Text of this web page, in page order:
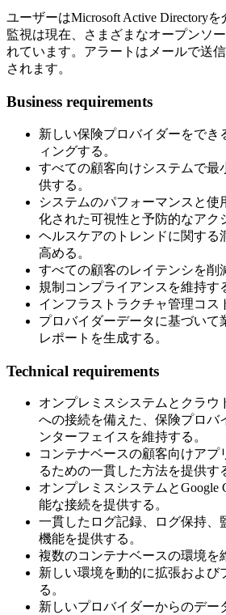
ユーザーはMicrosoft Active Directoryを
監視は現在、さまざまなオープンソ
れています。アラートはメールで送
されます。
Business requirements
新しい保険プロバイダーをでき
ィングする。
すべての顧客向けシステムで最
供する。
システムのパフォーマンスと使
化された可視性と予防的なアク
ヘルスケアのトレンドに関する
高める。
すべての顧客のレイテンシを削
規制コンプライアンスを維持す
インフラストラクチャ管理コス
プロバイダーデータに基づいて
レポートを生成する。
Technical requirements
オンプレミスシステムとクラウ
への接続を備えた、保険プロバ
ンターフェイスを維持する。
コンテナベースの顧客向けアプ
るための一貫した方法を提供す
オンプレミスシステムとGoogle
能な接続を提供する。
一貫したログ記録、ログ保持、
機能を提供する。
複数のコンテナベースの環境を
新しい環境を動的に拡張および
る。
新しいプロバイダーからのデー